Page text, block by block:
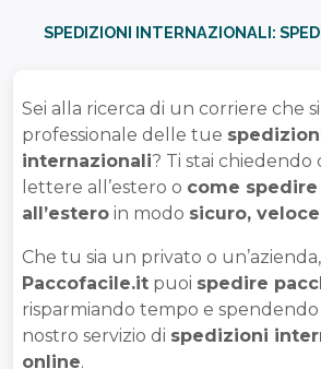
SPEDIZIONI INTERNAZIONALI:
Sei alla ricerca di un corriere che
professionale delle tue
internazionali? Ti stai chiedendo
lettere all’estero o come
all’estero in modo sicuro, veloce
Che tu sia un privato o
Paccofacile.it puoi spedire
risparmiando tempo e spendendo
nostro servizio di spedizioni
online.